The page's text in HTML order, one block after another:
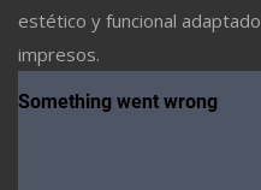
estético y funcional
impresos.